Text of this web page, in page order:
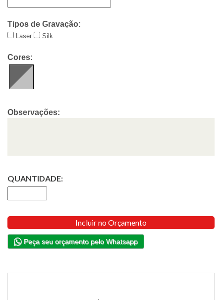
Tipos de Gravação:
Laser Silk
Cores:
Observações:
QUANTIDADE:
Incluir no Orçamento
Peça seu orçamento pelo Whatsapp